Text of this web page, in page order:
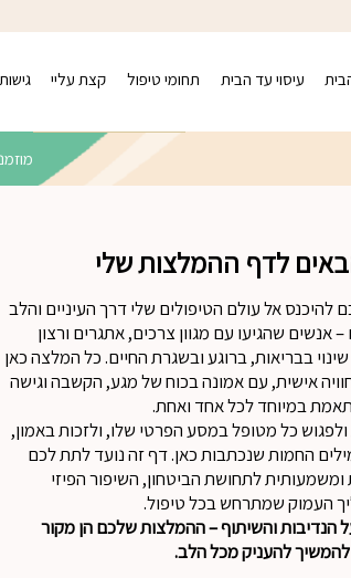
עיסוי עד הבית תחומי טיפול קצת עליי
לדף ההמלצות שלי
להיכנס אל עולם הטיפולים שלי דרך העיניים והלב
אנשים שהגיעו עם מגוון צרכים, אתגרים ורצון
בבריאות, ברוגע ובשגרת החיים. כל המלצה כאן
אישית, עם אמונה בכוח של מגע, הקשבה וגישה
במיוחד לכל אחד ואחת.
ולפגוש כל מטופל במסע הפרטי שלו, ולזכות באמון,
החמות שנכתבות כאן. דף זה נועד לתת לכם
לתחושת הביטחון, השיפור הפיזי
העמוק שמתרחש בכל טיפול.
הנדיבות והשיתוף – ההמלצות שלכם הן מקור
להעניק מכל הלב.